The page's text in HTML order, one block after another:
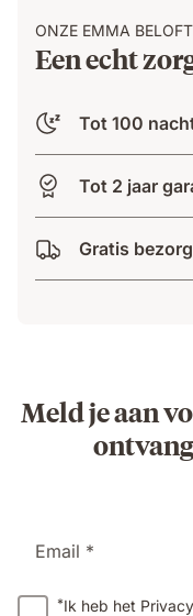
ONZE EMMA
Een echt
Tot 100
Tot 2 jaar
Gratis
Meld je aan
Email *
*Ik heb het